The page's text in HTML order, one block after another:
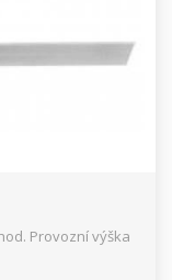
Provozní výška